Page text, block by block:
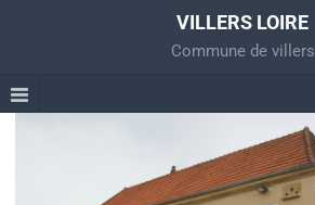
VILLERS LOIRE
Commune de villers